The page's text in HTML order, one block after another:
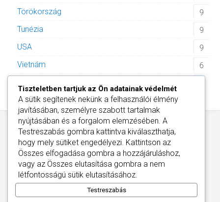
Törökország
9
Tunézia
9
USA
9
Vietnám
6
Információ/ Kapcsolat/ Információk a Cookies
Wellness Szállodák Magyarországon
Copyright © 2026
Tiszteletben tartjuk az Ön adatainak védelmét
A sütik segítenek nekünk a felhasználói élmény
javításában, személyre szabott tartalmak
nyújtásában és a forgalom elemzésében. A
Testreszabás gombra kattintva kiválaszthatja,
hogy mely sütiket engedélyezi. Kattintson az
Összes elfogadása gombra a hozzájáruláshoz,
vagy az Összes elutasítása gombra a nem
létfontosságú sütik elutasításához.
Testreszabás